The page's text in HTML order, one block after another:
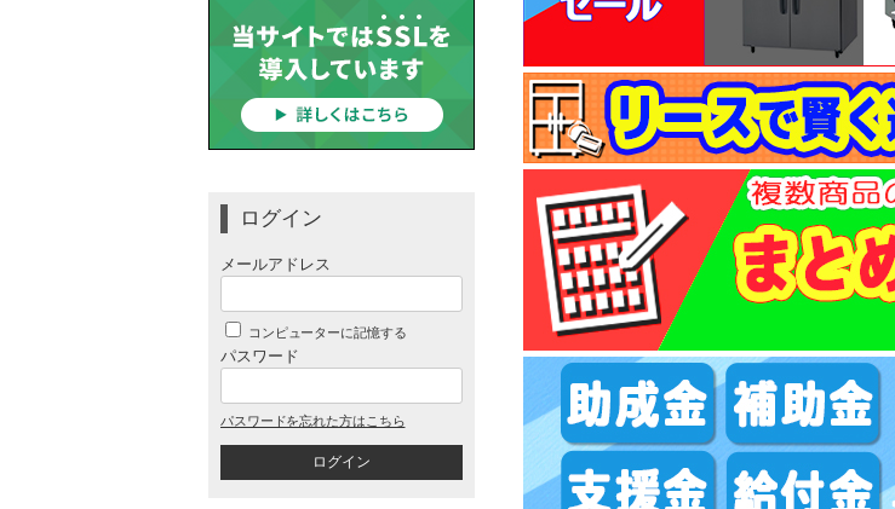
ログイン
メールアドレス
コンピューターに記憶する
パスワード
パスワードを忘れた方はこちら